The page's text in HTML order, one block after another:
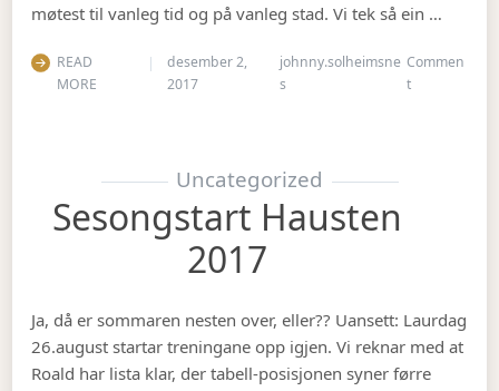
møtest til vanleg tid og på vanleg stad. Vi tek så ein …
READ
MORE
desember 2,
2017
johnny.solheimsne
s
Commen
ton Julebord
Uncategorized
Sesongstart Hausten
2017
Ja, då er sommaren nesten over, eller?? Uansett: Laurdag
26.august startar treningane opp igjen. Vi reknar med at
Roald har lista klar, der tabell-posisjonen syner førre